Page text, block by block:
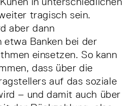
tragisch sein.
aber dann
etwa Banken bei der
einsetzen. So kann
dass über die
auf das soziale
– und damit auch über